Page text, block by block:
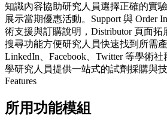
知識內容協助研究人員選擇正確的實
展示當期優惠活動。Support 與 Order
術支援與訂購說明，Distributor 頁面
搜尋功能方便研究人員快速找到所需
LinkedIn、Facebook、Twitter 等學術
學研究人員提供一站式的試劑採購與技
Features
所用功能模組